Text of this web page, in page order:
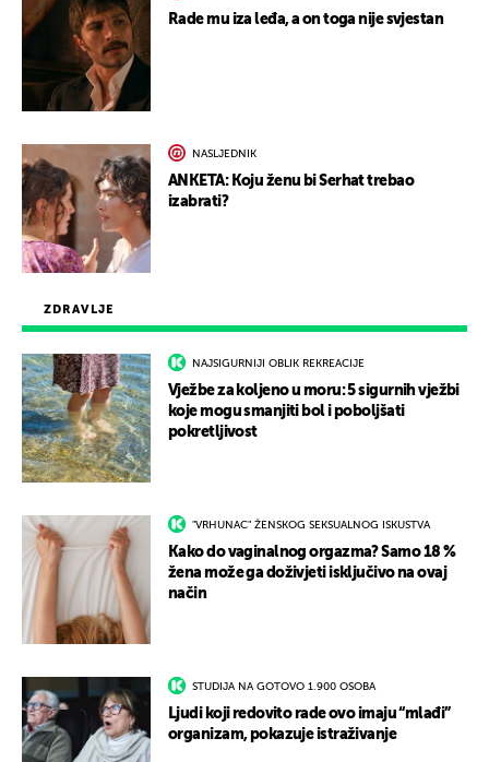
ZDRAVLJE
NAJSIGURNIJI OBLIK REKREACIJE
Vježbe za koljeno u moru: 5 sigurnih vježbi
koje mogu smanjiti bol i poboljšati
pokretljivost
"VRHUNAC" ŽENSKOG SEKSUALNOG ISKUSTVA
Kako do vaginalnog orgazma? Samo 18 %
žena može ga doživjeti isključivo na ovaj
način
STUDIJA NA GOTOVO 1.900 OSOBA
Ljudi koji redovito rade ovo imaju “mlađi”
organizam, pokazuje istraživanje
Rade mu iza leđa, a on toga nije svjestan
NASLJEDNIK
ANKETA: Koju ženu bi Serhat trebao
izabrati?